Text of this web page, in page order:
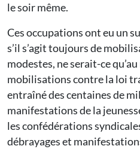
le soir même.
Ces occupations ont eu un
s’il s’agit toujours de
modestes, ne serait-ce
mobilisations contre la loi
entraîné des centaines de
manifestations de la
les confédérations
débrayages et